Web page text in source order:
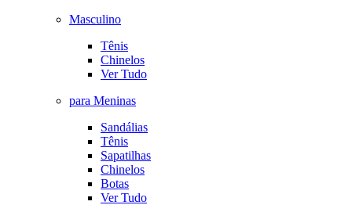
Masculino
Tênis
Chinelos
Ver Tudo
para Meninas
Sandálias
Tênis
Sapatilhas
Chinelos
Botas
Ver Tudo